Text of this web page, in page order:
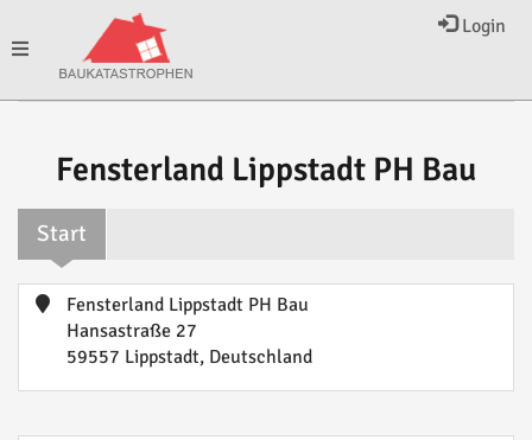
Login
Toggle
Fensterland Lippstadt PH Bau
Start
Fensterland Lippstadt PH Bau
Hansastraße 27
59557 Lippstadt, Deutschland